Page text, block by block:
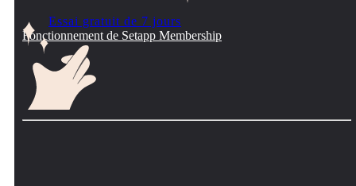
Essai gratuit de 7 jours
Fonctionnement de Setapp Membership